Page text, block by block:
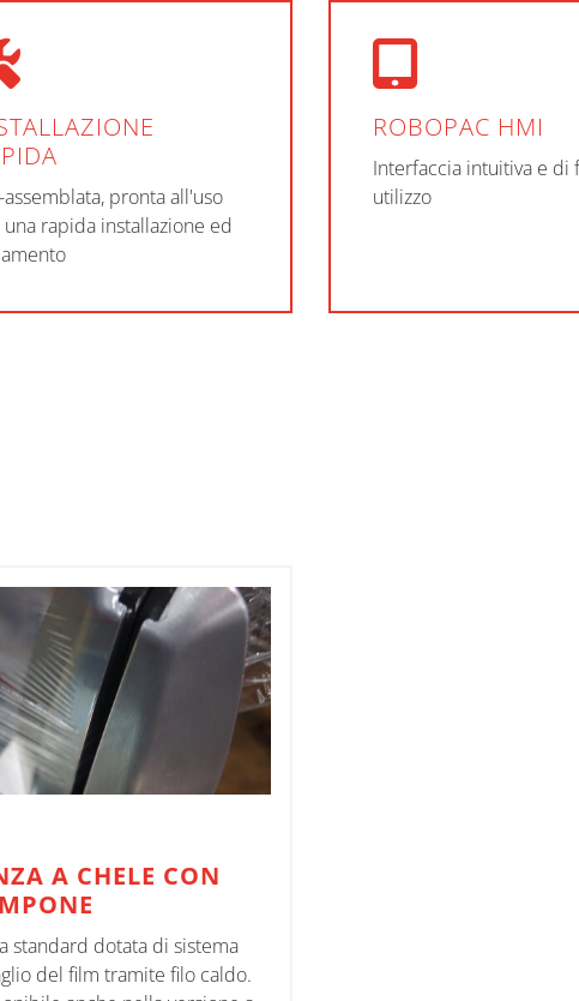
assemblata, pronta all'uso
rapida installazione ed
ROBOPAC HMI
Interfaccia intuitiva e di
utilizzo
A CHELE CON
standard dotata di sistema
del film tramite filo caldo.